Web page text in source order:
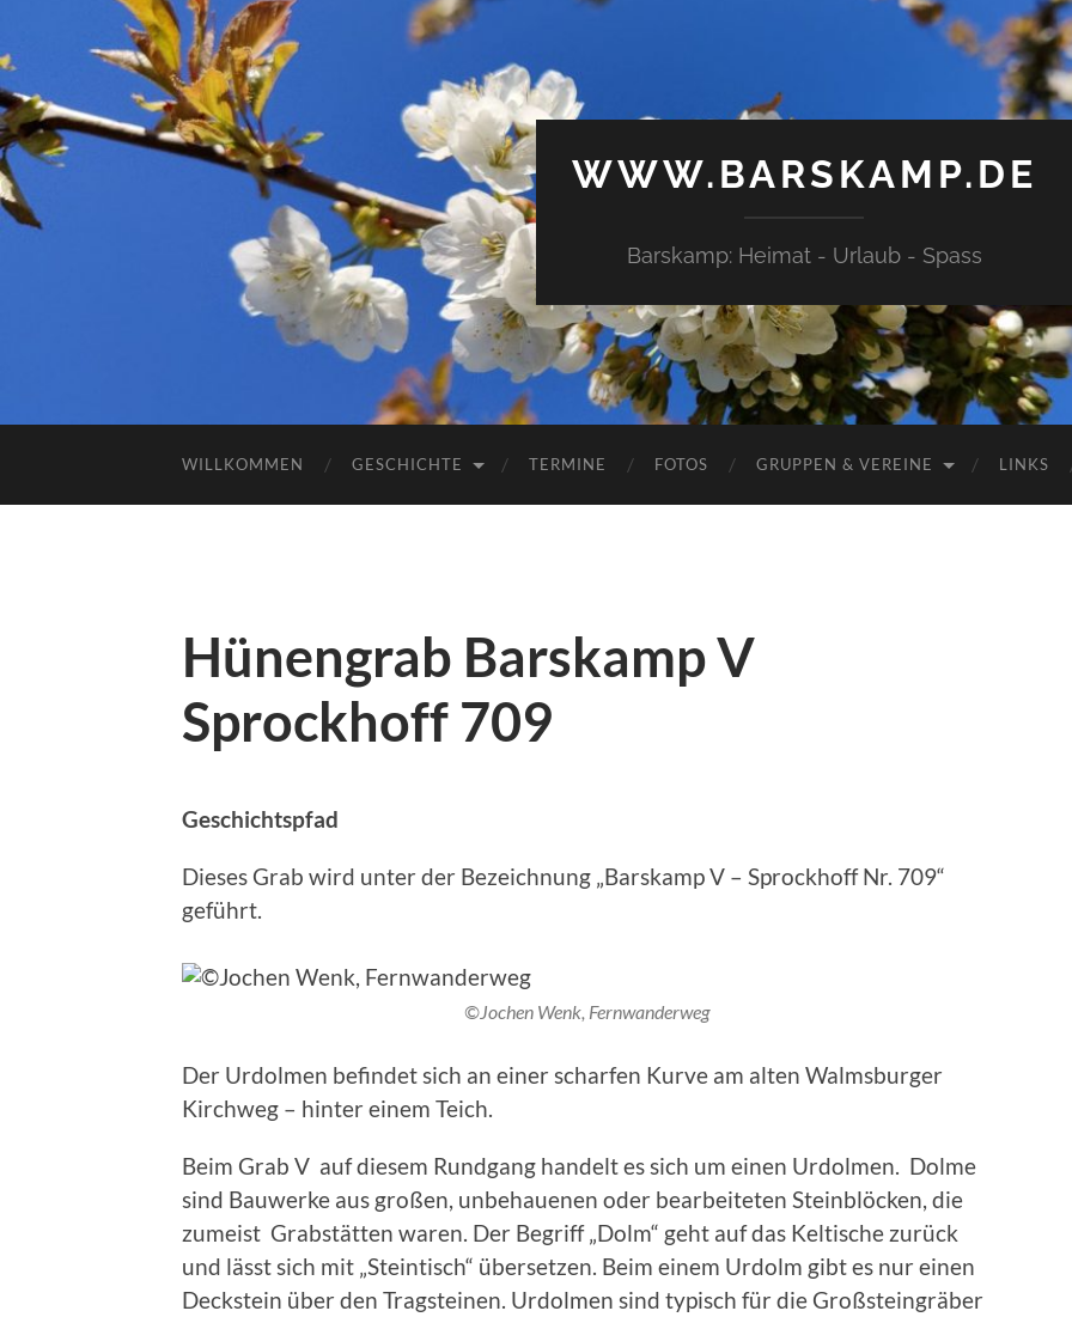
WWW.BARSKAMP.DE
Barskamp: Heimat - Urlaub - Spass
WILLKOMMEN GESCHICHTE TERMINE FOTOS GRUPPEN & VEREINE LINKS
Hünengrab Barskamp V
Sprockhoff 709
Geschichtspfad
Dieses Grab wird unter der Bezeichnung „Barskamp V – Sprockhoff Nr. 709“
geführt.
©Jochen Wenk, Fernwanderweg
Der Urdolmen befindet sich an einer scharfen Kurve am alten Walmsburger
Kirchweg – hinter einem Teich.
Beim Grab V auf diesem Rundgang handelt es sich um einen Urdolmen. Dolme
sind Bauwerke aus großen, unbehauenen oder bearbeiteten Steinblöcken, die
zumeist Grabstätten waren. Der Begriff „Dolm“ geht auf das Keltische zurück
und lässt sich mit „Steintisch“ übersetzen. Beim einem Urdolm gibt es nur einen
Deckstein über den Tragsteinen. Urdolmen sind typisch für die Großsteingräber